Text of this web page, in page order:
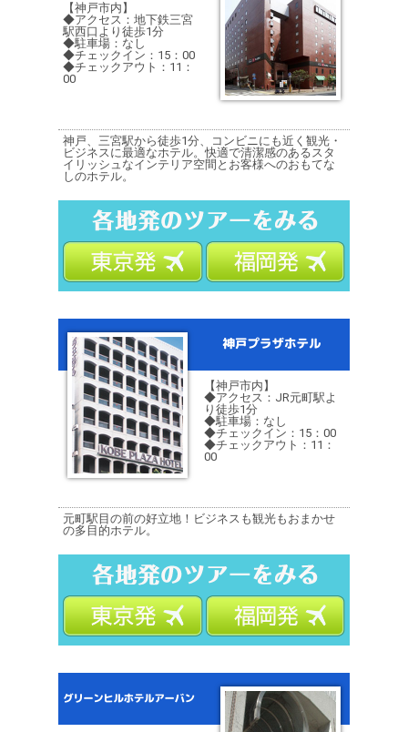
【神戸市内】
◆アクセス：地下鉄三宮
駅西口より徒歩1分
◆駐車場：なし
◆チェックイン：15：00
◆チェックアウト：11：
00
神戸、三宮駅から徒歩1分、コンビニにも近く観光・
ビジネスに最適なホテル。快適で清潔感のあるスタ
イリッシュなインテリア空間とお客様へのおもてな
しのホテル。
【神戸市内】
◆アクセス：JR元町駅よ
り徒歩1分
◆駐車場：なし
◆チェックイン：15：00
◆チェックアウト：11：
00
元町駅目の前の好立地！ビジネスも観光もおまかせ
の多目的ホテル。